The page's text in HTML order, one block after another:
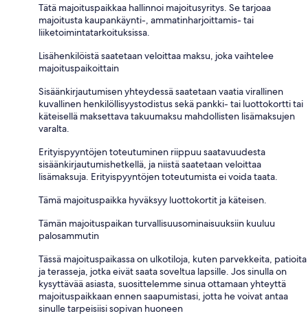
Tätä majoituspaikkaa hallinnoi majoitusyritys. Se tarjoaa
majoitusta kaupankäynti-, ammatinharjoittamis- tai
liiketoimintatarkoituksissa.
Lisähenkilöistä saatetaan veloittaa maksu, joka vaihtelee
majoituspaikoittain
Sisäänkirjautumisen yhteydessä saatetaan vaatia virallinen
kuvallinen henkilöllisyystodistus sekä pankki- tai luottokortti tai
käteisellä maksettava takuumaksu mahdollisten lisämaksujen
varalta.
Erityispyyntöjen toteutuminen riippuu saatavuudesta
sisäänkirjautumishetkellä, ja niistä saatetaan veloittaa
lisämaksuja. Erityispyyntöjen toteutumista ei voida taata.
Tämä majoituspaikka hyväksyy luottokortit ja käteisen.
Tämän majoituspaikan turvallisuusominaisuuksiin kuuluu
palosammutin
Tässä majoituspaikassa on ulkotiloja, kuten parvekkeita, patioita
ja terasseja, jotka eivät saata soveltua lapsille. Jos sinulla on
kysyttävää asiasta, suosittelemme sinua ottamaan yhteyttä
majoituspaikkaan ennen saapumistasi, jotta he voivat antaa
sinulle tarpeisiisi sopivan huoneen